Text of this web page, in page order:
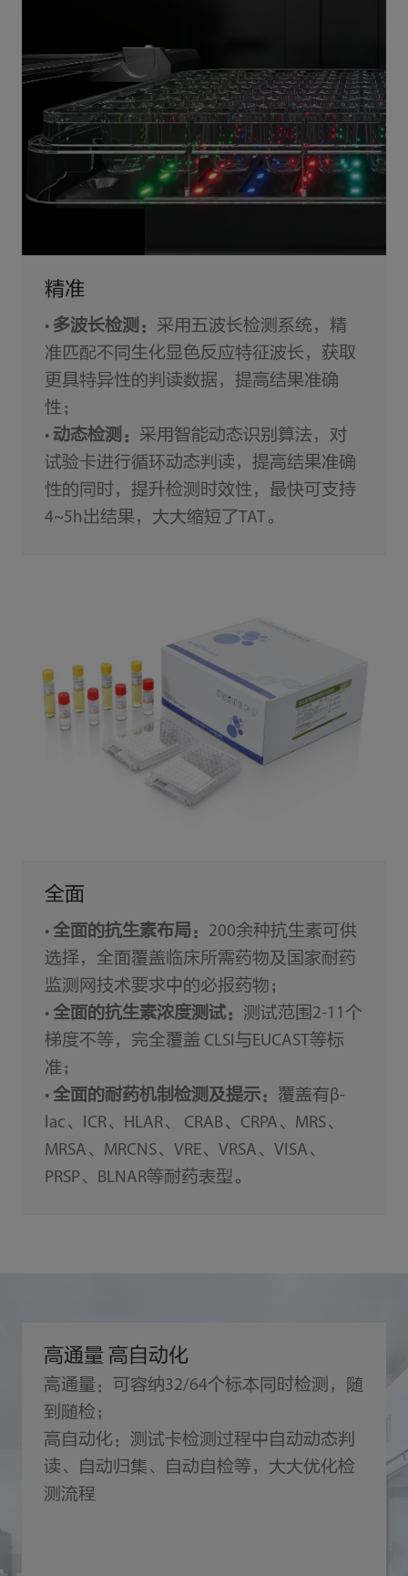
精准
• 多波长检测： 采用五波长检测系统，精
准匹配不同生化显色反应特征波长，获取
更具特异性的判读数据，提高结果准确
性；
• 动态检测： 采用智能动态识别算法，对
试验卡进行循环动态判读，提高结果准确
性的同时，提升检测时效性，最快可支持
4~5h出结果，大大缩短了TAT。
全面
• 全面的抗生素布局： 200余种抗生素可供
选择，全面覆盖临床所需药物及国家耐药
监测网技术要求中的必报药物；
• 全面的抗生素浓度测试： 测试范围2-11个
梯度不等，完全覆盖 CLSI与EUCAST等标
准；
• 全面的耐药机制检测及提示： 覆盖有β-
lac、ICR、HLAR、 CRAB、CRPA、MRS、
MRSA、MRCNS、VRE、VRSA、VISA、
PRSP、BLNAR等耐药表型。
高通量 高自动化
高通量：可容纳32/64个标本同时检测，随
到随检；
高自动化：测试卡检测过程中自动动态判
读、自动归集、自动自检等，大大优化检
测流程